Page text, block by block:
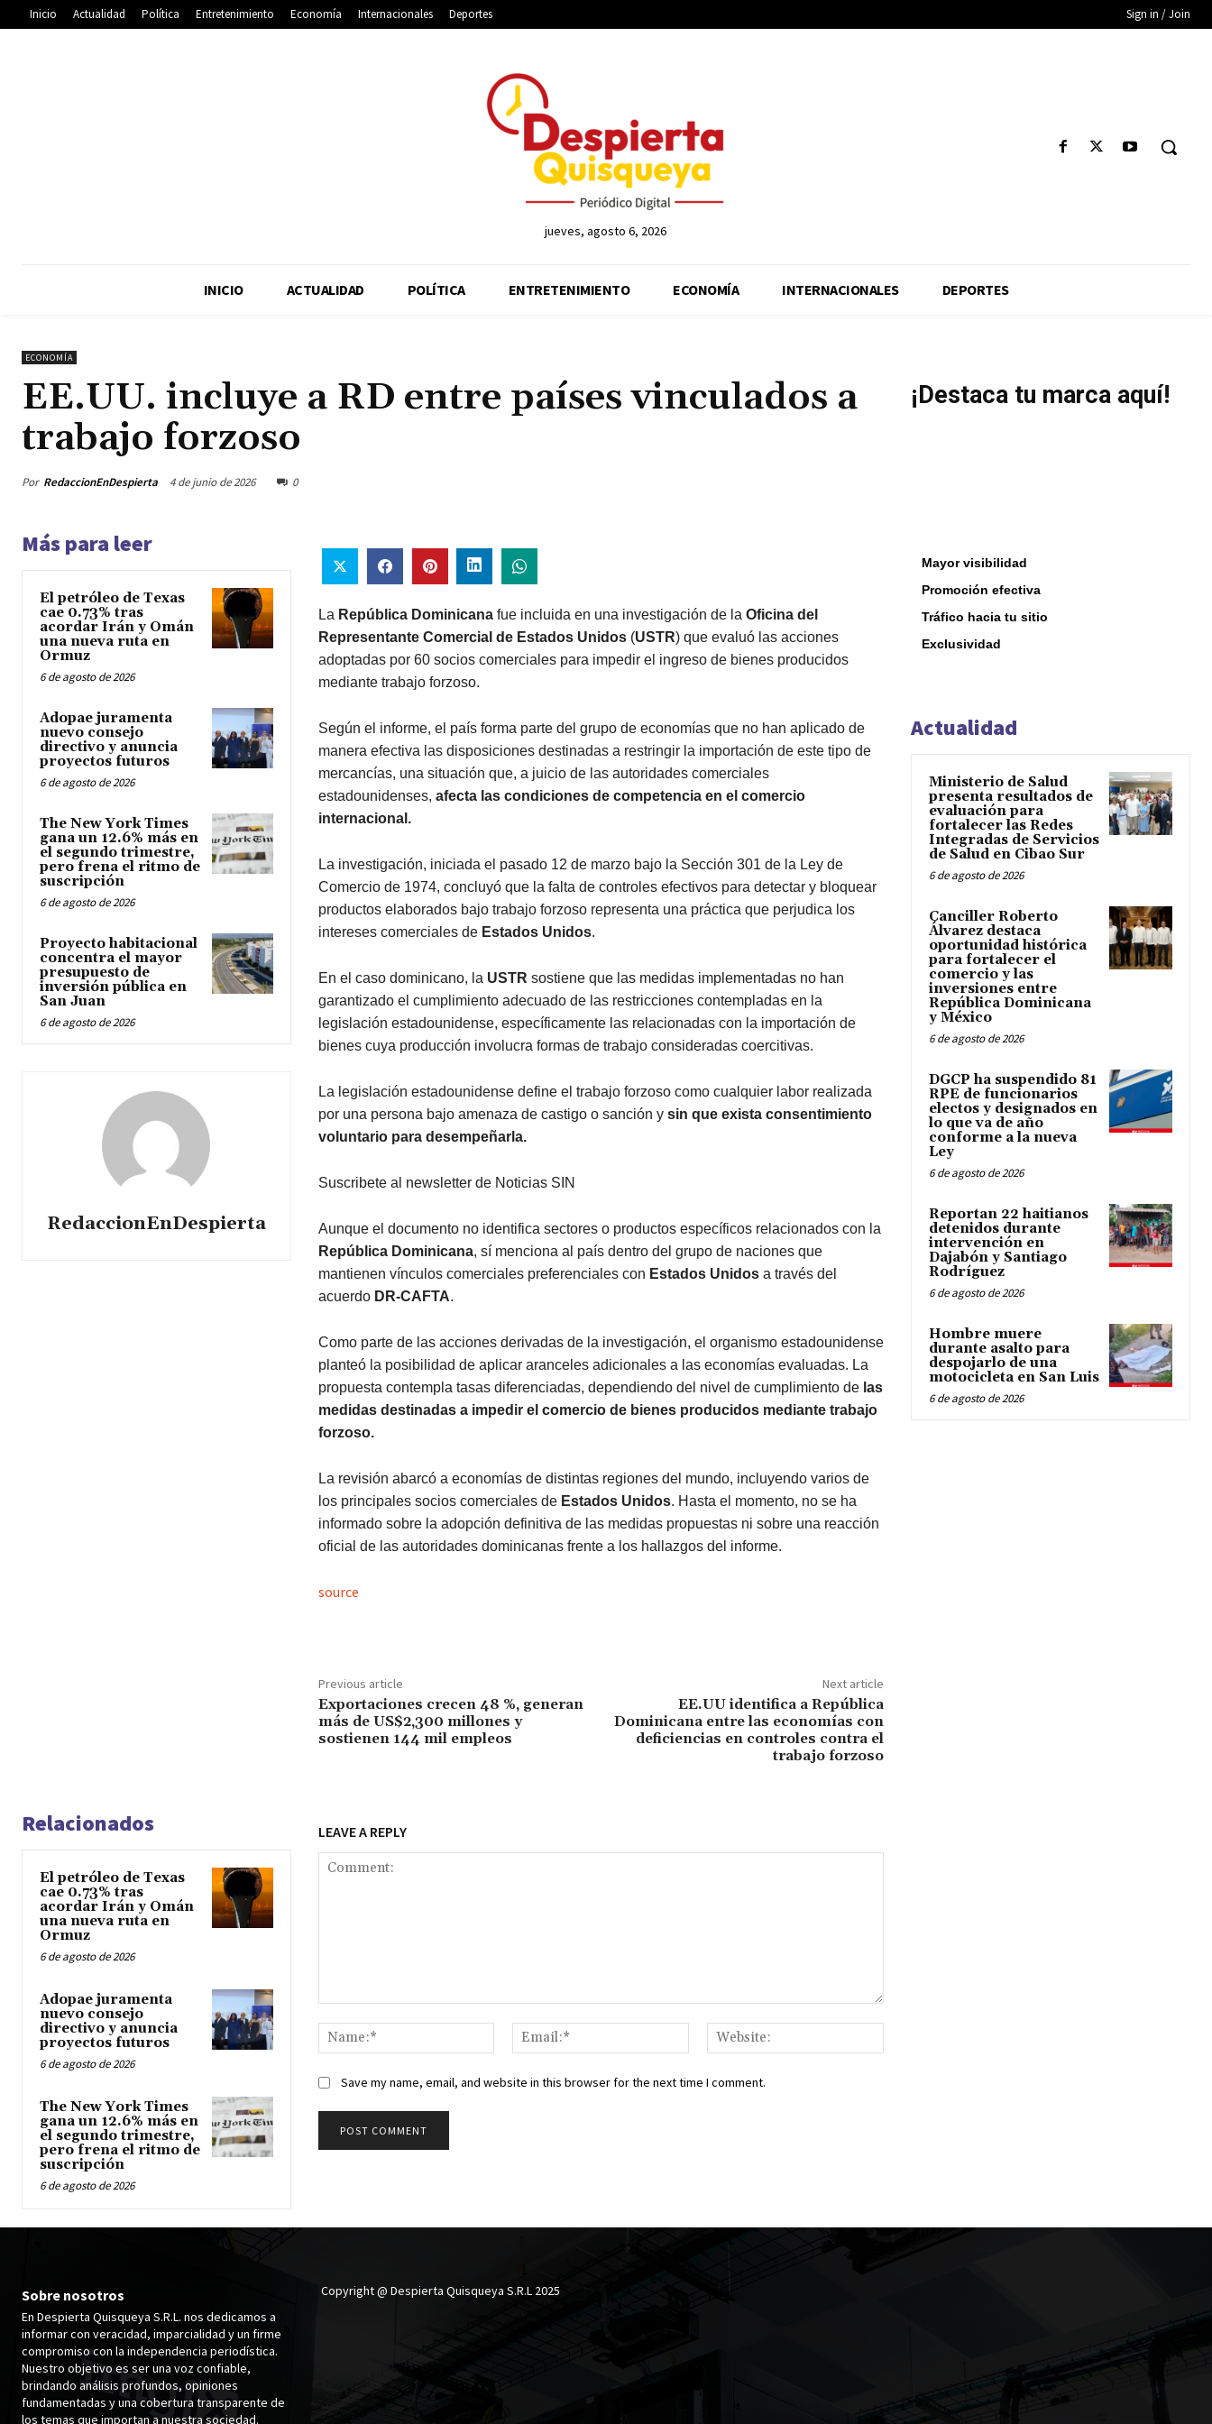
Inicio Actualidad Política Entretenimiento Economía Internacionales Deportes Sign in / Join
jueves, agosto 6, 2026
INICIO ACTUALIDAD POLÍTICA ENTRETENIMIENTO ECONOMÍA INTERNACIONALES DEPORTES
ECONOMÍA
EE.UU. incluye a RD entre países vinculados a
trabajo forzoso
Por RedaccionEnDespierta 4 de junio de 2026 0
Más para leer
El petróleo de Texas
cae 0.73% tras
acordar Irán y Omán
una nueva ruta en
Ormuz
6 de agosto de 2026
Adopae juramenta
nuevo consejo
directivo y anuncia
proyectos futuros
6 de agosto de 2026
The New York Times
gana un 12.6% más en
el segundo trimestre,
pero frena el ritmo de
suscripción
6 de agosto de 2026
Proyecto habitacional
concentra el mayor
presupuesto de
inversión pública en
San Juan
6 de agosto de 2026
RedaccionEnDespierta
La República Dominicanafue incluida en una investigación de la Oficina del
Representante Comercial de Estados Unidos(USTR) que evaluó las acciones
adoptadas por 60 socios comerciales para impedir el ingreso de bienes producidos
mediante trabajo forzoso.
Según el informe, el país forma parte del grupo de economías que no han aplicado de
manera efectiva las disposiciones destinadas a restringir la importación de este tipo de
mercancías, una situación que, a juicio de las autoridades comerciales
estadounidenses, afecta las condiciones de competencia en el comercio
internacional.
La investigación, iniciada el pasado 12 de marzo bajo la Sección 301 de la Ley de
Comercio de 1974, concluyó que la falta de controles efectivos para detectar y bloquear
productos elaborados bajo trabajo forzoso representa una práctica que perjudica los
intereses comerciales de Estados Unidos.
En el caso dominicano, la USTR sostiene que las medidas implementadas no han
garantizado el cumplimiento adecuado de las restricciones contempladas en la
legislación estadounidense, específicamente las relacionadas con la importación de
bienes cuya producción involucra formas de trabajo consideradas coercitivas.
La legislación estadounidense define el trabajo forzoso como cualquier labor realizada
por una persona bajo amenaza de castigo o sanción y sin que exista consentimiento
voluntario para desempeñarla.
Suscribete al newsletter de Noticias SIN
Aunque el documento no identifica sectores o productos específicos relacionados con la
República Dominicana, sí menciona al país dentro del grupo de naciones que
mantienen vínculos comerciales preferenciales con Estados Unidosa través del
acuerdo DR-CAFTA.
Como parte de las acciones derivadas de la investigación, el organismo estadounidense
planteó la posibilidad de aplicar aranceles adicionales a las economías evaluadas. La
propuesta contempla tasas diferenciadas, dependiendo del nivel de cumplimiento delas
medidas destinadas a impedir el comercio de bienes producidos mediante trabajo
forzoso.
La revisión abarcó a economías de distintas regiones del mundo, incluyendo varios de
los principales socios comerciales de Estados Unidos. Hasta el momento, no se ha
informado sobre la adopción definitiva de las medidas propuestas ni sobre una reacción
oficial de las autoridades dominicanas frente a los hallazgos del informe.
source
Previous article
Exportaciones crecen 48 %, generan
más de US$2,300 millones y
sostienen 144 mil empleos
Next article
EE.UU identifica a República
Dominicana entre las economías con
deficiencias en controles contra el
trabajo forzoso
Relacionados
El petróleo de Texas
cae 0.73% tras
acordar Irán y Omán
una nueva ruta en
Ormuz
6 de agosto de 2026
Adopae juramenta
nuevo consejo
directivo y anuncia
proyectos futuros
6 de agosto de 2026
The New York Times
gana un 12.6% más en
el segundo trimestre,
pero frena el ritmo de
suscripción
6 de agosto de 2026
LEAVE A REPLY
Name:*
Email:*
Save my name, email, and website in this browser for the next time I comment.
¡Destaca tu marca aquí!
Mayor visibilidad
Promoción efectiva
Tráfico hacia tu sitio
Exclusividad
Actualidad
Ministerio de Salud
presenta resultados de
evaluación para
fortalecer las Redes
Integradas de Servicios
de Salud en Cibao Sur
6 de agosto de 2026
Canciller Roberto
Álvarez destaca
oportunidad histórica
para fortalecer el
comercio y las
inversiones entre
República Dominicana
y México
6 de agosto de 2026
DGCP ha suspendido 81
RPE de funcionarios
electos y designados en
lo que va de año
conforme a la nueva
Ley
6 de agosto de 2026
Reportan 22 haitianos
detenidos durante
intervención en
Dajabón y Santiago
Rodríguez
6 de agosto de 2026
Hombre muere
durante asalto para
despojarlo de una
motocicleta en San Luis
6 de agosto de 2026
Sobre nosotros
En Despierta Quisqueya S.R.L. nos dedicamos a
informar con veracidad, imparcialidad y un firme
compromiso con la independencia periodística.
Nuestro objetivo es ser una voz confiable,
brindando análisis profundos, opiniones
fundamentadas y una cobertura transparente de
los temas que importan a nuestra sociedad.
Copyright @ Despierta Quisqueya S.R.L 2025